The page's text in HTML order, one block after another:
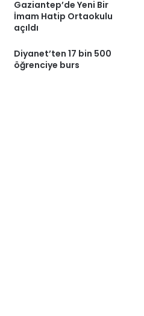
Gaziantep’de Yeni Bir
İmam Hatip Ortaokulu
açıldı
Diyanet’ten 17 bin 500
öğrenciye burs